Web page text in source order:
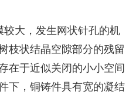
大，发生网状针孔的机
枝状结晶空隙部分的残留
在于近似关闭的小小空间
下，铜铸件具有宽的凝结